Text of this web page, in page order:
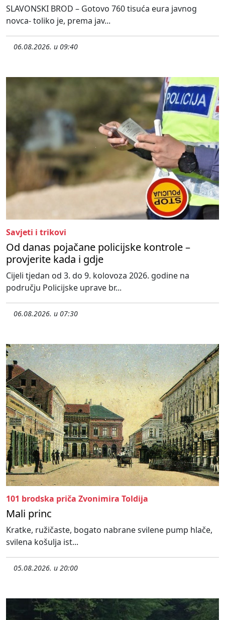
SLAVONSKI BROD – Gotovo 760 tisuća eura javnog
novca- toliko je, prema jav...
06.08.2026. u 09:40
Savjeti i trikovi
Od danas pojačane policijske kontrole –
provjerite kada i gdje
Cijeli tjedan od 3. do 9. kolovoza 2026. godine na
području Policijske uprave br...
06.08.2026. u 07:30
101 brodska priča Zvonimira Toldija
Mali princ
Kratke, ružičaste, bogato nabrane svilene pump hlače,
svilena košulja ist...
05.08.2026. u 20:00